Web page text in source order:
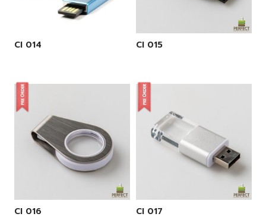
CI 014 CI 015
CI 016 CI 017